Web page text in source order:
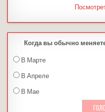
Когда вы обычно
В Марте
В Апреле
В Мае